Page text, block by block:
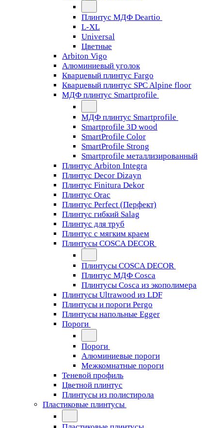
Плинтус МДФ Deartio
L-XL
Universal
Цветные
Arbiton Vigo
Алюминиевый уголок
Кварцевый плинтус Fargo
Кварцевый плинтус SPC Alpine floor
МДФ плинтус Smartprofile
МДФ плинтус Smartprofile
Smartprofile 3D wood
SmartProfile Color
SmartProfile Strong
Smartprofile металлизированный
Плинтус Arbiton Integra
Плинтус Decor Dizayn
Плинтус Finitura Dekor
Плинтус Orac
Плинтус Perfect (Перфект)
Плинтус гибкий Salag
Плинтус для труб
Плинтус с мягким краем
Плинтусы COSCA DECOR
Плинтусы COSCA DECOR
Плинтус МДФ Cosca
Плинтусы Cosca из экополимера
Плинтусы Ultrawood из LDF
Плинтусы и пороги Pergo
Плинтусы напольные Egger
Пороги
Пороги
Алюминиевые пороги
Межкомнатные пороги
Теневой профиль
Цветной плинтус
Плинтусы из полистирола
Пластиковые плинтусы